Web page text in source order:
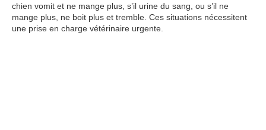
chien vomit et ne mange plus, s’il urine du sang, ou s’il ne
mange plus, ne boit plus et tremble. Ces situations nécessitent
une prise en charge vétérinaire urgente.